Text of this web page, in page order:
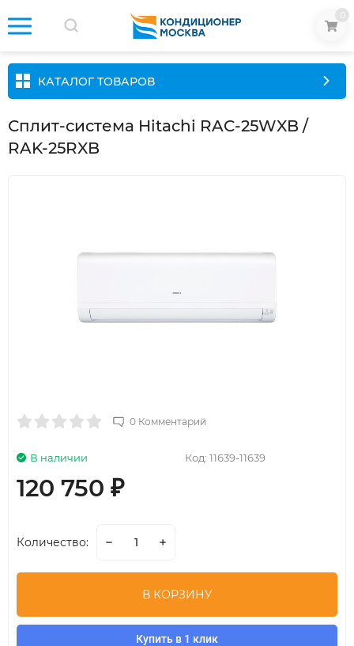
КАТАЛОГ ТОВАРОВ
Сплит-система Hitachi RAC-25WXB /
RAK-25RXB
0 Комментарий
Код: 11639-11639
В наличии
120 750 ₽
Количество:
В КОРЗИНУ
Купить в 1 клик